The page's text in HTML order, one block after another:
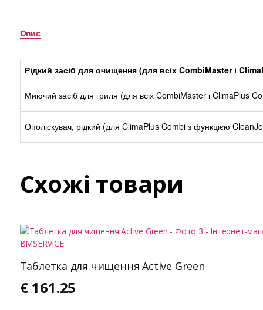
Опис
Рідкий засіб для очищення (для всіх CombiMaster і
Миючий засіб для гриля (для всіх CombiMaster і ClimaPlus
Ополіскувач, рідкий (для ClimaPlus Combi з функцією
Схожі товари
Таблетка для чищення Active Green
€ 161.25